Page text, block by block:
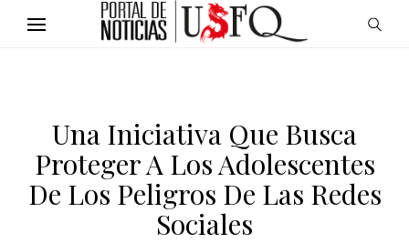
Una Iniciativa Que Busca
Proteger A Los Adolescentes
De Los Peligros De Las Redes
Sociales